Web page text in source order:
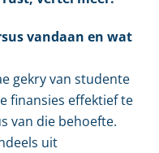
vandaan en wat
gekry van studente
finansies effektief te
van die behoefte.
uit